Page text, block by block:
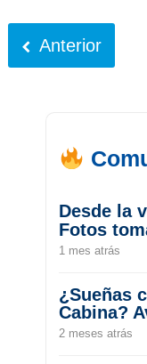
Anterior
Desde la
Fotos
1 mes atrás
¿Sueñas
Cabina?
2 meses atrás